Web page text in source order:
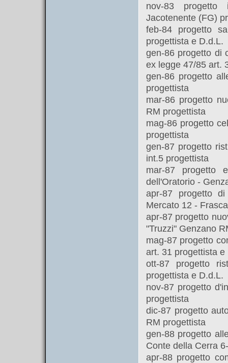
nov-83 progetto
Jacotenente (FG)
feb-84 progetto
progettista e D.d.L.
gen-86 progetto di
ex legge 47/85 art.
gen-86 progetto
progettista
mar-86 progetto
RM progettista
mag-86 progetto
progettista
gen-87 progetto
int.5 progettista
mar-87 progetto
dell'Oratorio -
apr-87 progetto
Mercato 12 -
apr-87 progetto
"Truzzi" Genzano
mag-87 progetto
art. 31 progettista e
ott-87 progetto
progettista e D.d.L.
nov-87 progetto
progettista
dic-87 progetto
RM progettista
gen-88 progetto
Conte della Cerra
apr-88 progetto